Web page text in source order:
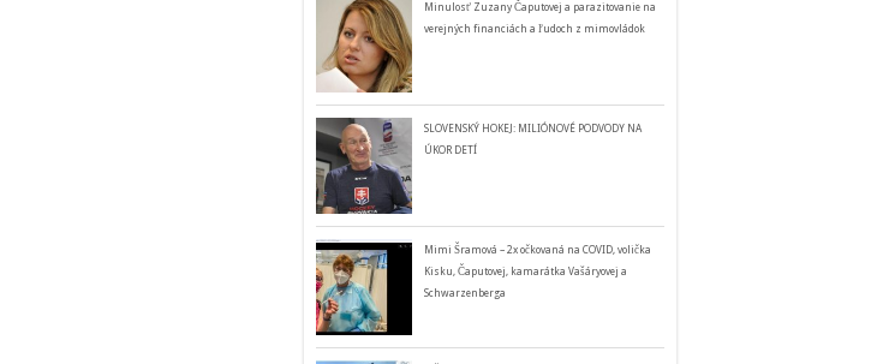
Minulosť Zuzany Čaputovej a parazitovanie na
verejných financiách a ľudoch z mimovládok
SLOVENSKÝ HOKEJ: MILIÓNOVÉ PODVODY NA
ÚKOR DETÍ
Mimi Šramová – 2x očkovaná na COVID, volička
Kisku, Čaputovej, kamarátka Vašáryovej a
Schwarzenberga